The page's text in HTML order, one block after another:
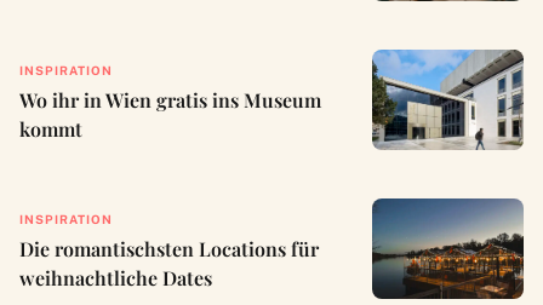
INSPIRATION
Wo ihr in Wien gratis ins Museum
kommt
INSPIRATION
Die romantischsten Locations für
weihnachtliche Dates